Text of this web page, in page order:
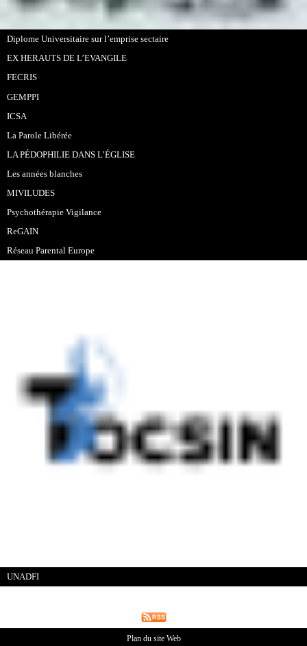
Diplome Universitaire sur l’emprise sectaire
EX HERAUTS DE L’EVANGILE
FECRIS
GEMPPI
ICSA
La Parole Libérée
LA PÉDOPHILIE DANS L’ÉGLISE
Les années blanches
MIVILUDES
Psychothérapie Vigilance
ReGAIN
Réseau Parental Europe
UNADFI
Plan du site Web